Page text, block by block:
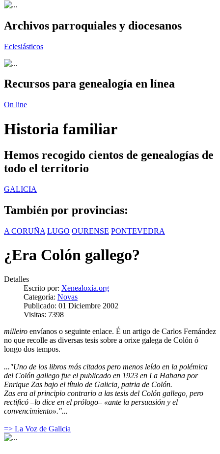
Archivos parroquiales y diocesanos
Eclesiásticos
Recursos para genealogía en línea
On line
Historia familiar
Hemos recogido cientos de genealogías de
todo el territorio
GALICIA
También por provincias:
A CORUÑA LUGO OURENSE PONTEVEDRA
¿Era Colón gallego?
Detalles
Escrito por: Xenealoxía.org
Categoría: Novas
Publicado: 01 Diciembre 2002
Visitas: 7398
milleiro envíanos o seguinte enlace. É un artigo de Carlos Fernández
no que recolle as diversas tesis sobre a orixe galega de Colón ó
longo dos tempos.
..."Uno de los libros más citados pero menos leído en la polémica
del Colón gallego fue el publicado en 1923 en La Habana por
Enrique Zas bajo el título de Galicia, patria de Colón.
Zas era al principio contrario a las tesis del Colón gallego, pero
rectificó –lo dice en el prólogo– «ante la persuasión y el
convencimiento»."...
=> La Voz de Galicia